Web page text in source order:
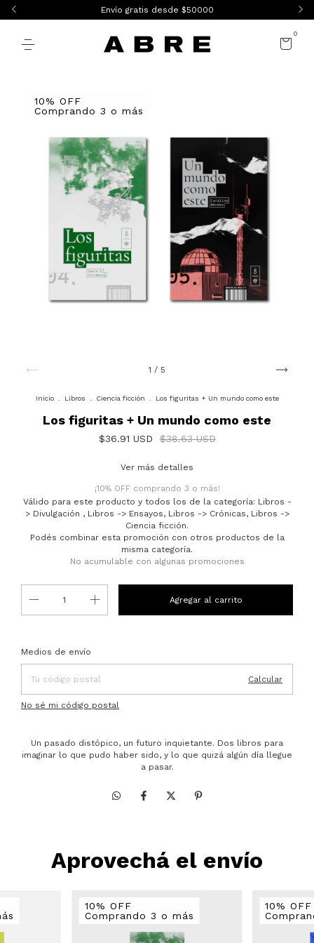
Envío gratis desde $50000
0
10% OFF
Comprando 3 o más
1 / 5
Inicio Libros Ciencia ficción Los figuritas + Un mundo como este
Los figuritas + Un mundo como este
$36.91 USD $38.63 USD
Ver más detalles
¡10% OFF comprando 3 o más!
Válido para este producto y todos los de la categoría: Libros -
> Divulgación , Libros -> Ensayos, Libros -> Crónicas, Libros ->
Ciencia ficción.
Podés combinar esta promoción con otros productos de la
misma categoría.
No acumulable con algunas promociones
Entregas para el CP:
Medios de envío
Calcular
No sé mi código postal
Un pasado distópico, un futuro inquietante. Dos libros para
imaginar lo que pudo haber sido, y lo que quizá algún día llegue
a pasar.
Aprovechá el envío
10% OFF
Comprando 3 o más
10% OFF